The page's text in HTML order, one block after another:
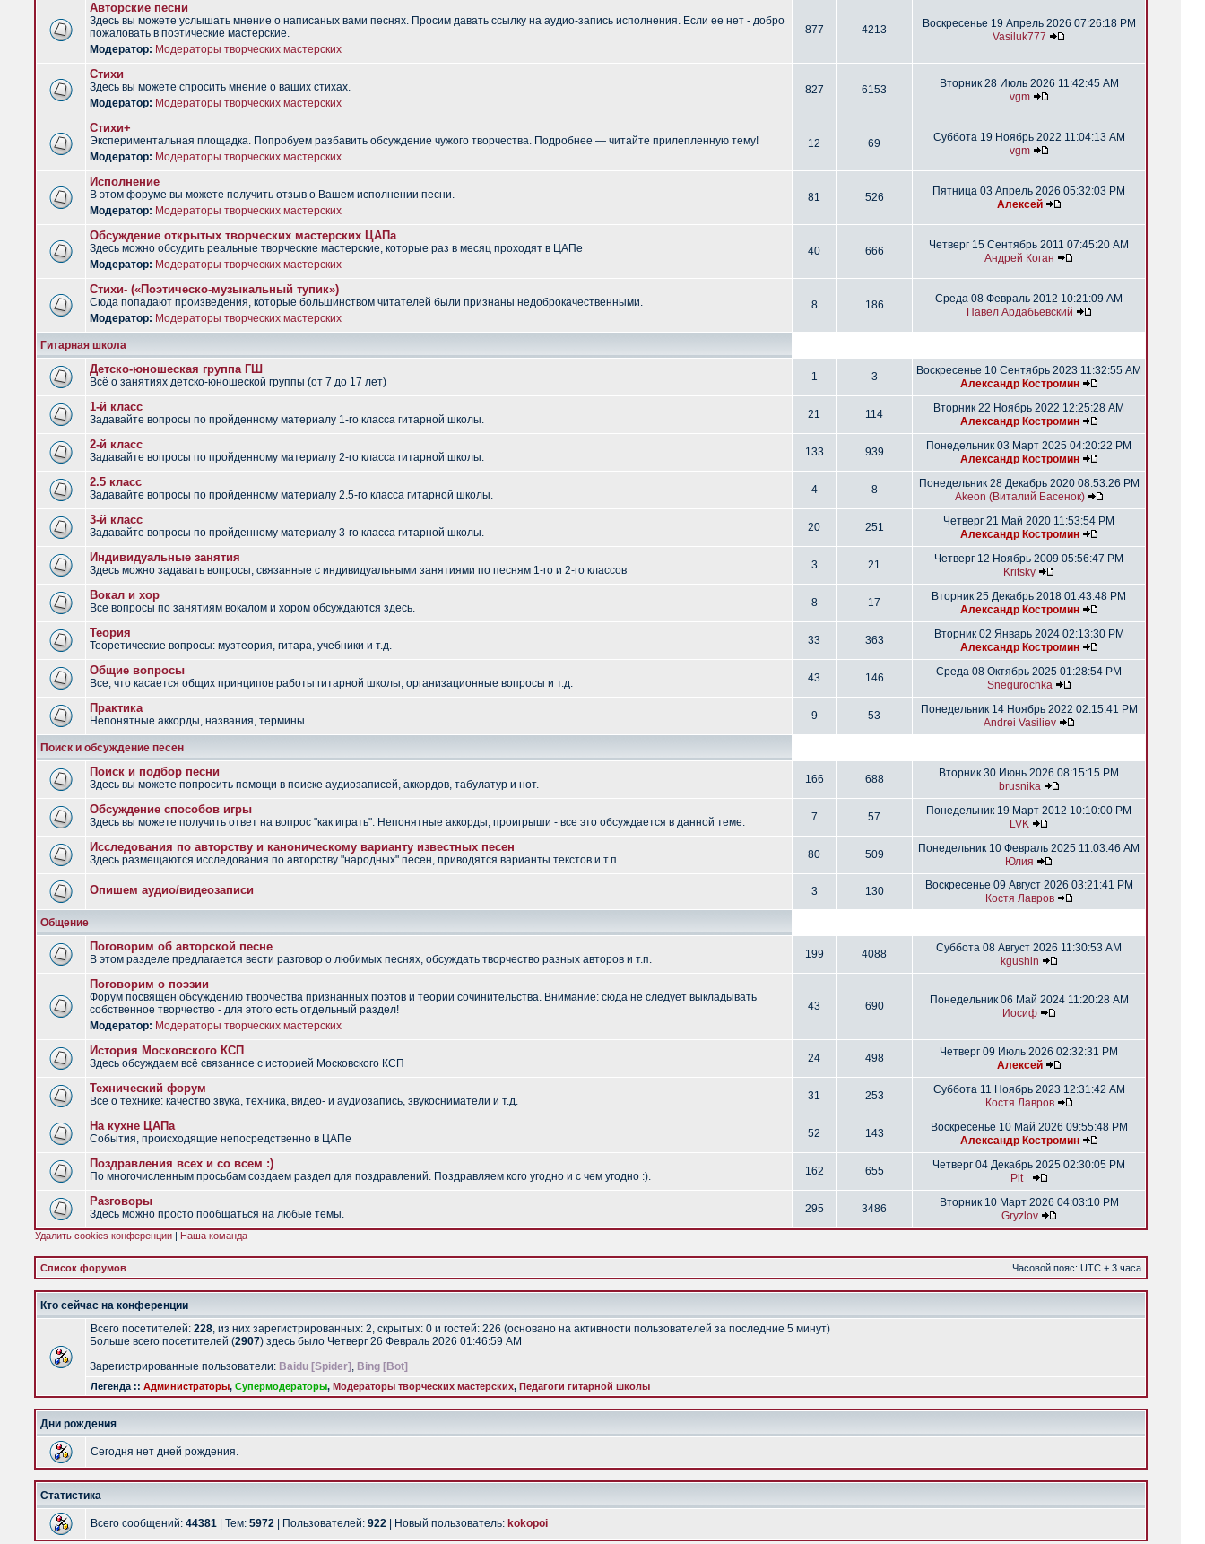
Авторские песни
Здесь вы можете услышать мнение о написаных вами песнях. Просим давать ссылку на аудио-запись исполнения. Если ее нет - добро
пожаловать в поэтические мастерские.
Модератор: Модераторы творческих мастерских
877 4213
Воскресенье 19 Апрель 2026 07:26:18 PM
Vasiluk777
Стихи
Здесь вы можете спросить мнение о ваших стихах.
Модератор: Модераторы творческих мастерских
827 6153
Вторник 28 Июль 2026 11:42:45 AM
vgm
Стихи+
Экспериментальная площадка. Попробуем разбавить обсуждение чужого творчества. Подробнее — читайте прилепленную тему!
Модератор: Модераторы творческих мастерских
12 69
Суббота 19 Ноябрь 2022 11:04:13 AM
vgm
Исполнение
В этом форуме вы можете получить отзыв о Вашем исполнении песни.
Модератор: Модераторы творческих мастерских
81 526
Пятница 03 Апрель 2026 05:32:03 PM
Алексей
Обсуждение открытых творческих мастерских ЦАПа
Здесь можно обсудить реальные творческие мастерские, которые раз в месяц проходят в ЦАПе
Модератор: Модераторы творческих мастерских
40 666
Четверг 15 Сентябрь 2011 07:45:20 AM
Андрей Коган
Стихи- («Поэтическо-музыкальный тупик»)
Сюда попадают произведения, которые большинством читателей были признаны недоброкачественными.
Модератор: Модераторы творческих мастерских
8 186
Среда 08 Февраль 2012 10:21:09 AM
Павел Ардабьевский
Гитарная школа
Детско-юношеская группа ГШ
Всё о занятиях детско-юношеской группы (от 7 до 17 лет) 1 3
Воскресенье 10 Сентябрь 2023 11:32:55 AM
Александр Костромин
1-й класс
Задавайте вопросы по пройденному материалу 1-го класса гитарной школы. 21 114
Вторник 22 Ноябрь 2022 12:25:28 AM
Александр Костромин
2-й класс
Задавайте вопросы по пройденному материалу 2-го класса гитарной школы. 133 939
Понедельник 03 Март 2025 04:20:22 PM
Александр Костромин
2.5 класс
Задавайте вопросы по пройденному материалу 2.5-го класса гитарной школы. 4 8
Понедельник 28 Декабрь 2020 08:53:26 PM
Akeon (Виталий Басенок)
3-й класс
Задавайте вопросы по пройденному материалу 3-го класса гитарной школы. 20 251
Четверг 21 Май 2020 11:53:54 PM
Александр Костромин
Индивидуальные занятия
Здесь можно задавать вопросы, связанные с индивидуальными занятиями по песням 1-го и 2-го классов 3 21
Четверг 12 Ноябрь 2009 05:56:47 PM
Kritsky
Вокал и хор
Все вопросы по занятиям вокалом и хором обсуждаются здесь. 8 17
Вторник 25 Декабрь 2018 01:43:48 PM
Александр Костромин
Теория
Теоретические вопросы: музтеория, гитара, учебники и т.д. 33 363
Вторник 02 Январь 2024 02:13:30 PM
Александр Костромин
Общие вопросы
Все, что касается общих принципов работы гитарной школы, организационные вопросы и т.д. 43 146
Среда 08 Октябрь 2025 01:28:54 PM
Snegurochka
Практика
Непонятные аккорды, названия, термины. 9 53
Понедельник 14 Ноябрь 2022 02:15:41 PM
Andrei Vasiliev
Поиск и обсуждение песен
Поиск и подбор песни
Здесь вы можете попросить помощи в поиске аудиозаписей, аккордов, табулатур и нот. 166 688
Вторник 30 Июнь 2026 08:15:15 PM
brusnika
Обсуждение способов игры
Здесь вы можете получить ответ на вопрос "как играть". Непонятные аккорды, проигрыши - все это обсуждается в данной теме. 7 57
Понедельник 19 Март 2012 10:10:00 PM
LVK
Исследования по авторству и каноническому варианту известных песен
Здесь размещаются исследования по авторству "народных" песен, приводятся варианты текстов и т.п. 80 509
Понедельник 10 Февраль 2025 11:03:46 AM
Юлия
Опишем аудио/видеозаписи 3 130
Воскресенье 09 Август 2026 03:21:41 PM
Костя Лавров
Общение
Поговорим об авторской песне
В этом разделе предлагается вести разговор о любимых песнях, обсуждать творчество разных авторов и т.п. 199 4088
Суббота 08 Август 2026 11:30:53 AM
kgushin
Поговорим о поэзии
Форум посвящен обсуждению творчества признанных поэтов и теории сочинительства. Внимание: сюда не следует выкладывать
собственное творчество - для этого есть отдельный раздел!
Модератор: Модераторы творческих мастерских
43 690
Понедельник 06 Май 2024 11:20:28 AM
Иосиф
История Московского КСП
Здесь обсуждаем всё связанное с историей Московского КСП 24 498
Четверг 09 Июль 2026 02:32:31 PM
Алексей
Технический форум
Все о технике: качество звука, техника, видео- и аудиозапись, звукосниматели и т.д. 31 253
Суббота 11 Ноябрь 2023 12:31:42 AM
Костя Лавров
На кухне ЦАПа
События, происходящие непосредственно в ЦАПе 52 143
Воскресенье 10 Май 2026 09:55:48 PM
Александр Костромин
Поздравления всех и со всем :)
По многочисленным просьбам создаем раздел для поздравлений. Поздравляем кого угодно и с чем угодно :). 162 655
Четверг 04 Декабрь 2025 02:30:05 PM
Pit_
Разговоры
Здесь можно просто пообщаться на любые темы. 295 3486
Вторник 10 Март 2026 04:03:10 PM
Gryzlov
Удалить cookies конференции | Наша команда
Список форумов Часовой пояс: UTC + 3 часа
Кто сейчас на конференции
Всего посетителей: 228, из них зарегистрированных: 2, скрытых: 0 и гостей: 226 (основано на активности пользователей за последние 5 минут)
Больше всего посетителей (2907) здесь было Четверг 26 Февраль 2026 01:46:59 AM
Зарегистрированные пользователи: Baidu [Spider] , Bing [Bot]
Легенда :: Администраторы, Супермодераторы, Модераторы творческих мастерских, Педагоги гитарной школы
Дни рождения
Сегодня нет дней рождения.
Статистика
Всего сообщений: 44381 | Тем: 5972 | Пользователей: 922 | Новый пользователь: kokopoi